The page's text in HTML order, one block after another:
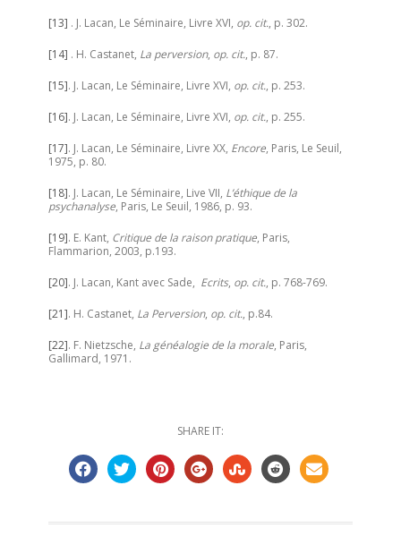
[13] . J. Lacan, Le Séminaire, Livre XVI, op. cit., p. 302.
[14] . H. Castanet, La perversion, op. cit., p. 87.
[15]. J. Lacan, Le Séminaire, Livre XVI, op. cit., p. 253.
[16]. J. Lacan, Le Séminaire, Livre XVI, op. cit., p. 255.
[17]. J. Lacan, Le Séminaire, Livre XX, Encore, Paris, Le Seuil,
1975, p. 80.
[18]. J. Lacan, Le Séminaire, Live VII, L’éthique de la
psychanalyse, Paris, Le Seuil, 1986, p. 93.
[19]. E. Kant, Critique de la raison pratique, Paris,
Flammarion, 2003, p.193.
[20]. J. Lacan, Kant avec Sade, Ecrits, op. cit., p. 768-769.
[21]. H. Castanet, La Perversion, op. cit., p.84.
[22]. F. Nietzsche, La généalogie de la morale, Paris,
Gallimard, 1971.
SHARE IT: